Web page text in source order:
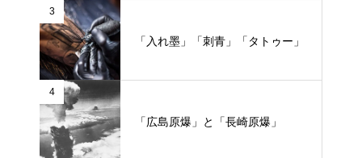
3
「入れ墨」「刺青」「タトゥー」
4
「広島原爆」と「長崎原爆」